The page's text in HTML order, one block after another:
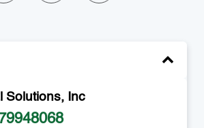
Solutions, Inc